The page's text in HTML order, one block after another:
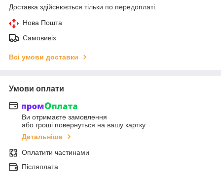
Доставка здійснюється тільки по передоплаті.
Нова Пошта
Самовивіз
Всі умови доставки
Умови оплати
Ви отримаєте замовлення
або гроші повернуться на вашу картку
Детальніше
Оплатити частинами
Післяплата